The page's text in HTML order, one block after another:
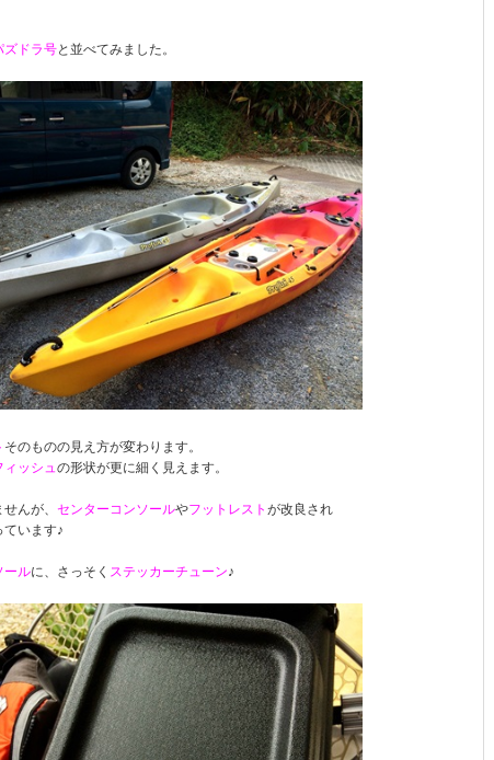
ズドラ号と並べてみました。
そのものの見え方が変わります。
ィッシュの形状が更に細く見えます。
んが、 センターコンソールやフットレスト が改良され
います♪
ールに、さっそく ステッカーチューン♪